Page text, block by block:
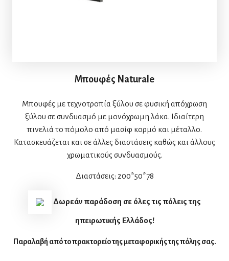
Μπουφές Naturale
Μπουφές με τεχνοτροπία ξύλου σε φυσική απόχρωση
ξύλου σε συνδυασμό με μονόχρωμη λάκα. Ιδιαίτερη
πινελιά το πόμολο από μασίφ κορμό και μέταλλο.
Κατασκευάζεται και σε άλλες διαστάσεις καθώς και άλλους
χρωματικούς συνδυασμούς.
Διαστάσεις: 200*50*78
Δωρεάν παράδοση σε όλες τις πόλεις της
ηπειρωτικής Ελλάδος!
Παραλαβή από το πρακτορείο της μεταφορικής της πόλης σας.